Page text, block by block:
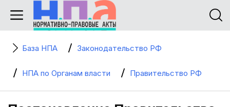
База НПА Законодательство РФ
НПА по Органам власти Правительство РФ